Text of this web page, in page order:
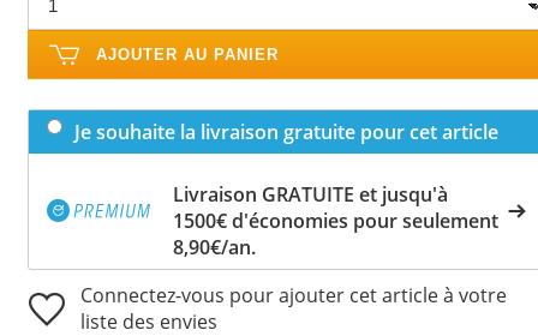
AJOUTER AU PANIER
Je souhaite la livraison gratuite pour cet article
Livraison GRATUITE et jusqu'à
1500€ d'économies pour seulement
8,90€/an.
Connectez-vous pour ajouter cet article à votre
liste des envies